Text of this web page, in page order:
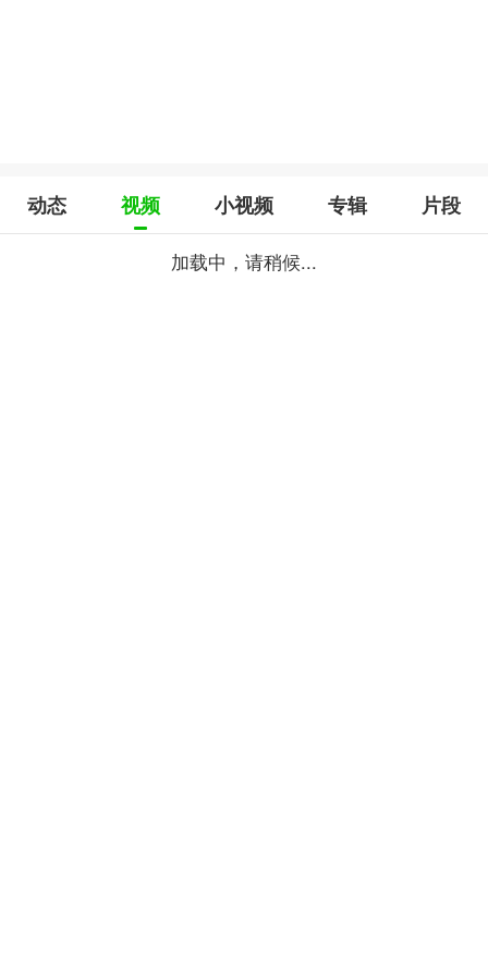
动态 视频 小视频 专辑 片段
加载中，请稍候...